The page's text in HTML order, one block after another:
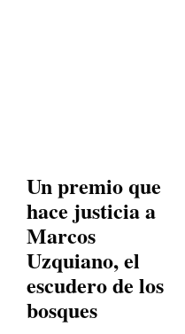
Un premio que
hace justicia a
Marcos
Uzquiano, el
escudero de los
bosques